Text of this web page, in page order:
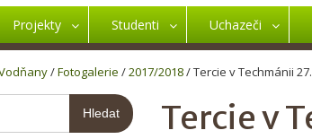
Projekty Studenti Uchazeči
/Fotogalerie /2017/2018/Tercie v Techmánii
Tercie v